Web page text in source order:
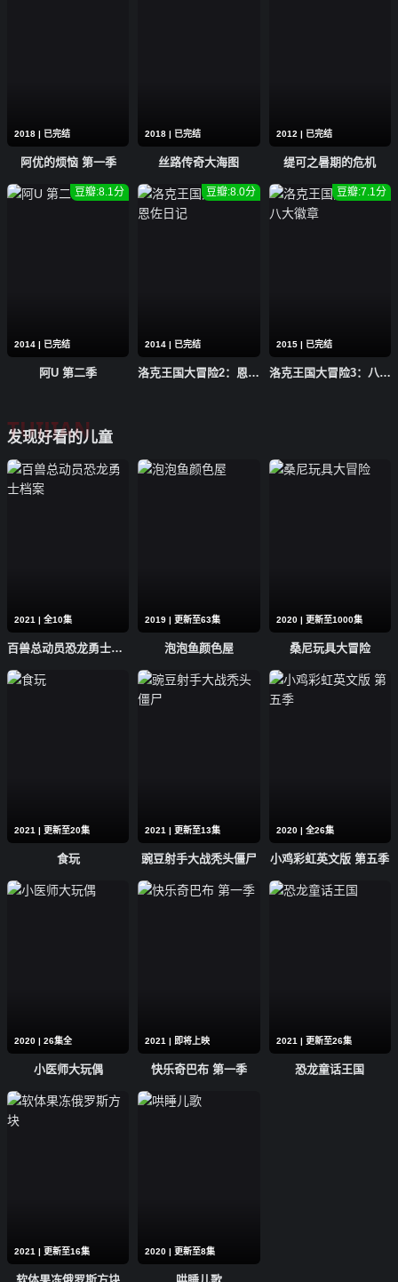
2018 | 已完结
阿优的烦恼 第一季
2018 | 已完结
丝路传奇大海图
2012 | 已完结
缇可之暑期的危机
2014 | 已完结
豆瓣:8.1分
阿U 第二季
2014 | 已完结
豆瓣:8.0分
洛克王国大冒险2：恩佐日记
2015 | 已完结
豆瓣:7.1分
洛克王国大冒险3：八大徽章
发现好看的儿童
TUIJIAN
2021 | 全10集
百兽总动员恐龙勇士档案
2019 | 更新至63集
泡泡鱼颜色屋
2020 | 更新至1000集
桑尼玩具大冒险
2021 | 更新至20集
食玩
2021 | 更新至13集
豌豆射手大战秃头僵尸
2020 | 全26集
小鸡彩虹英文版 第五季
2020 | 26集全
小医师大玩偶
2021 | 即将上映
快乐奇巴布 第一季
2021 | 更新至26集
恐龙童话王国
2021 | 更新至16集 2020 | 更新至8集